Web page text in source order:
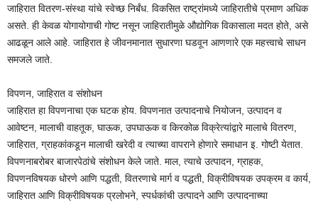
जाहिरात वितरण-संस्था यांचे स्वेच्छ निर्बंध. विकसित राष्ट्रांमध्ये जाहिरातीचे प्रमाण अधिक
असते. ही केवळ योगायोगाची गोष्ट नसून जाहिरातीमुळे औद्योगिक विकासाला मदत होते, असे
आढळून आले आहे. जाहिरात हे जीवनमानात सुधारणा घडवून आणणारे एक महत्त्वाचे साधन
समजले जाते.
विपणन, जाहिरात व संशोधन
जाहिरात हा विपणनाचा एक घटक होय. विपणनात उत्पादनाचे नियोजन, उत्पादन व
आवेष्टन, मालाची वाहतूक, घाऊक, उपघाऊक व किरकोळ विक्रेत्यांद्वारे मालाचे वितरण,
जाहिरात, ग्राहकांकडून मालाची खरेदी व त्याच्या वापराने होणारे समाधान इ. गोष्टी येतात.
विपणनाबरोबर बाजारपेठांचे संशोधन केले जाते. माल, त्याचे उत्पादन, ग्राहक,
विपणनविषयक धोरणे आणि पद्धती, वितरणाचे मार्ग व पद्धती, विक्रीविषयक उपक्रम व कार्य,
जाहिरात आणि विक्रीविषयक प्रलोभने, स्पर्धकांची उत्पादने आणि उत्पादनाच्या